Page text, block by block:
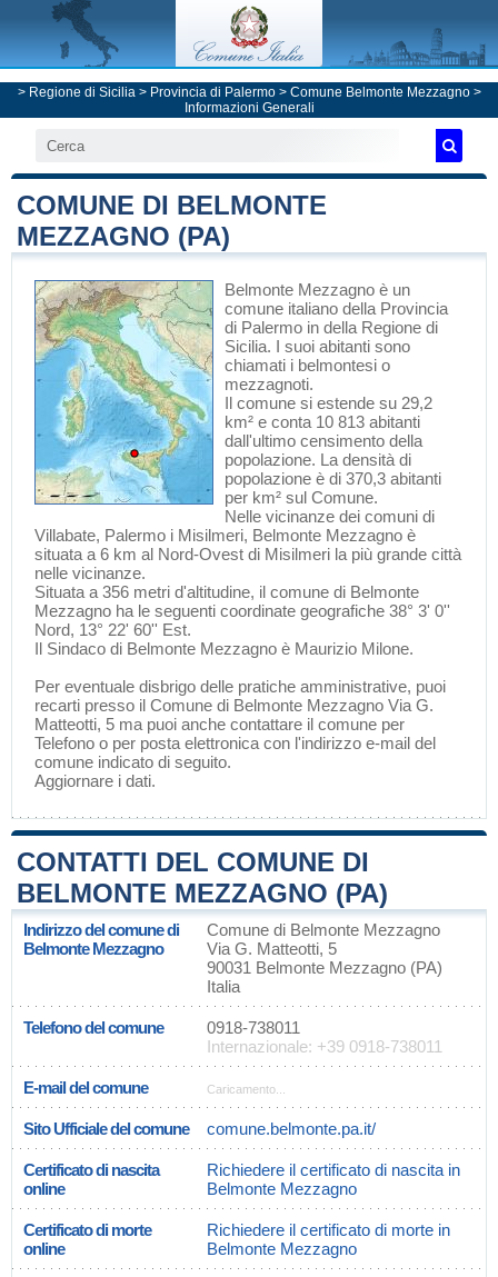
> Regione di Sicilia> Provincia di Palermo> Comune Belmonte Mezzagno>
Informazioni Generali
COMUNE DI BELMONTE
MEZZAGNO (PA)
Belmonte Mezzagno è un
comune italiano della Provincia
di Palermo in della Regione di
Sicilia. I suoi abitanti sono
chiamati i belmontesi o
mezzagnoti.
Il comune si estende su 29,2
km² e conta 10 813 abitanti
dall'ultimo censimento della
popolazione. La densità di
popolazione è di 370,3 abitanti
per km² sul Comune.
Nelle vicinanze dei comuni di
Villabate, Palermo i Misilmeri, Belmonte Mezzagno è
situata a 6 km al Nord-Ovest di Misilmeri la più grande città
nelle vicinanze.
Situata a 356 metri d'altitudine, il comune di Belmonte
Mezzagno ha le seguenti coordinate geografiche 38° 3' 0''
Nord, 13° 22' 60'' Est.
Il Sindaco di Belmonte Mezzagno è Maurizio Milone.
Per eventuale disbrigo delle pratiche amministrative, puoi
recarti presso il Comune di Belmonte Mezzagno Via G.
Matteotti, 5 ma puoi anche contattare il comune per
Telefono o per posta elettronica con l'indirizzo e-mail del
comune indicato di seguito.
Aggiornare i dati.
CONTATTI DEL COMUNE DI
BELMONTE MEZZAGNO (PA)
Indirizzo del comune di
Belmonte Mezzagno
Comune di Belmonte Mezzagno
Via G. Matteotti, 5
90031 Belmonte Mezzagno (PA)
Italia
Telefono del comune
0918-738011
Internazionale: +39 0918-738011
E-mail del comune Caricamento...
Sito Ufficiale del comune comune.belmonte.pa.it/
Certificato di nascita
online
Richiedere il certificato di nascita in
Belmonte Mezzagno
Certificato di morte
online
Richiedere il certificato di morte in
Belmonte Mezzagno